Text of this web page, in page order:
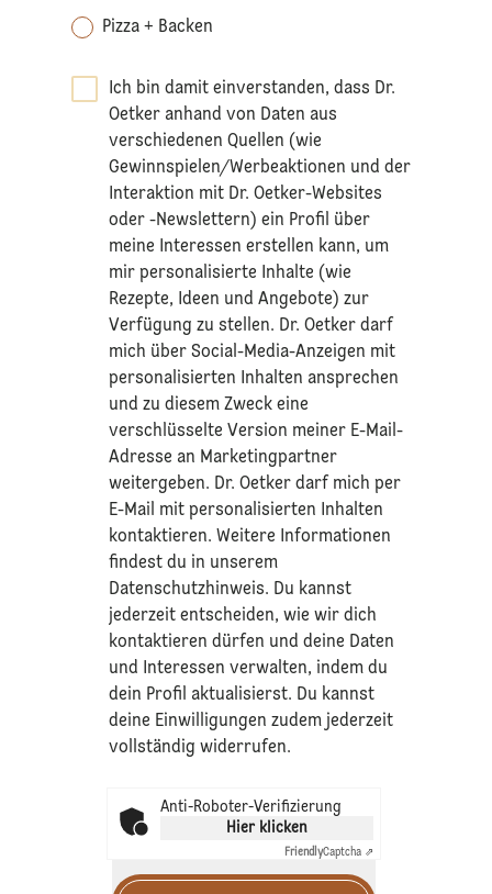
Pizza + Backen
Ich bin damit einverstanden, dass Dr.
Oetker anhand von Daten aus
verschiedenen Quellen (wie
Gewinnspielen/Werbeaktionen und der
Interaktion mit Dr. Oetker-Websites
oder -Newslettern) ein Profil über
meine Interessen erstellen kann, um
mir personalisierte Inhalte (wie
Rezepte, Ideen und Angebote) zur
Verfügung zu stellen. Dr. Oetker darf
mich über Social-Media-Anzeigen mit
personalisierten Inhalten ansprechen
und zu diesem Zweck eine
verschlüsselte Version meiner E-Mail-
Adresse an Marketingpartner
weitergeben. Dr. Oetker darf mich per
E-Mail mit personalisierten Inhalten
kontaktieren. Weitere Informationen
findest du in unserem
Datenschutzhinweis. Du kannst
jederzeit entscheiden, wie wir dich
kontaktieren dürfen und deine Daten
und Interessen verwalten, indem du
dein Profil aktualisierst. Du kannst
deine Einwilligungen zudem jederzeit
vollständig widerrufen.
Anti-Roboter-Verifizierung
Hier klicken
FriendlyCaptcha ⇗